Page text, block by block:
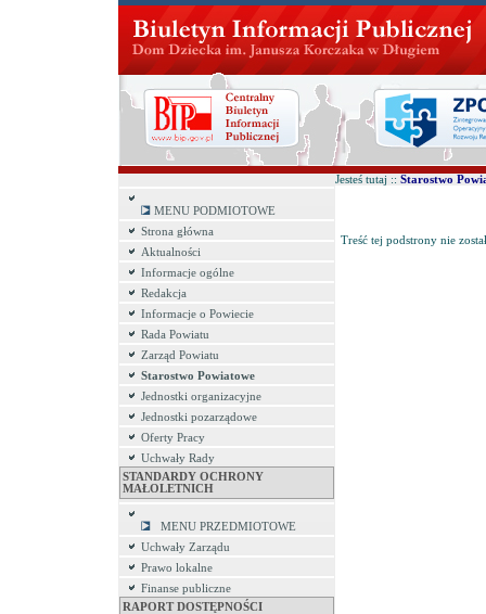
MENU PODMIOTOWE
Strona główna
Aktualności
Informacje ogólne
Redakcja
Informacje o Powiecie
Rada Powiatu
Zarząd Powiatu
Starostwo Powiatowe
Jednostki organizacyjne
Jednostki pozarządowe
Oferty Pracy
Uchwały Rady
STANDARDY OCHRONY
MAŁOLETNICH
MENU PRZEDMIOTOWE
Uchwały Zarządu
Prawo lokalne
Finanse publiczne
RAPORT DOSTĘPNOŚCI
Jesteś tutaj :: Starostwo
Treść tej podstrony nie